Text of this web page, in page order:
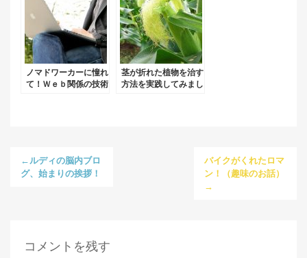
ノマドワーカーに憧れ
て！Ｗｅｂ関係の技術
茎が折れた植物を治す
方法を実践してみまし
←ルディの脳内ブロ
グ、始まりの挨拶！
バイクがくれたロマ
ン！（趣味のお話）
→
コメントを残す